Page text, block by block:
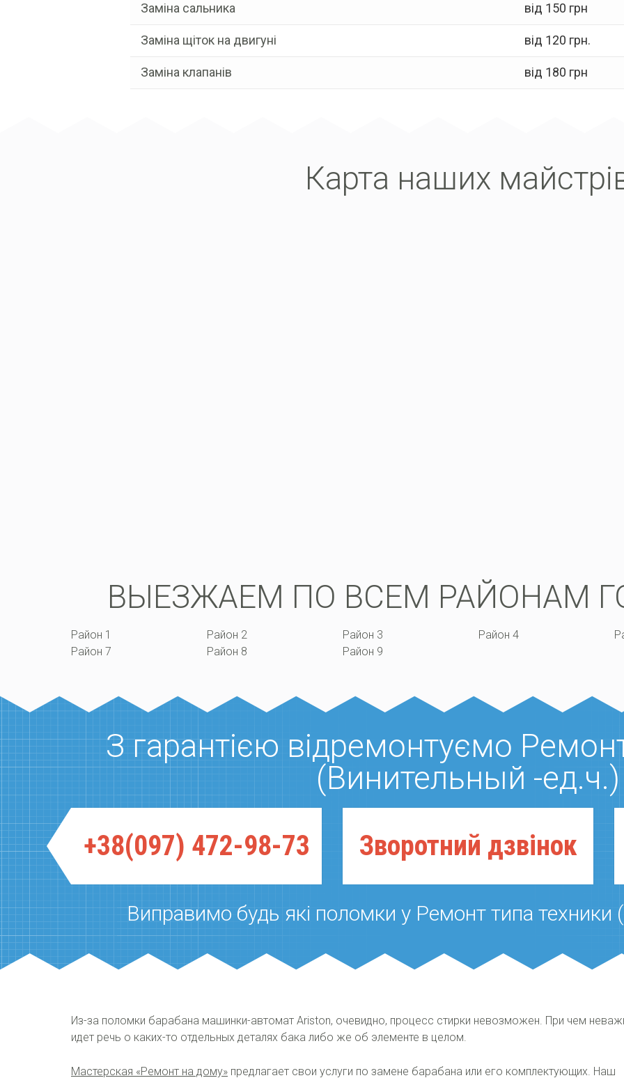
Заміна сальника від 150 грн
Заміна щіток на двигуні від 120 грн.
Заміна клапанів від 180 грн
Карта наших
ВЫЕЗЖАЕМ ПО ВСЕМ РАЙОНАМ
Район 1 Район 2 Район 3 Район 4
Район 7
Район 8 Район 9
З гарантією відремонтуємо
(Винительный -ед.ч.)
+38(097) 472-98-73 Зворотний дзвiнок
Виправимо будь якi поломки у Ремонт типа
Из-за поломки барабана машинки-автомат Ariston, очевидно, процесс стирки невозможен. При чем
идет речь о каких-то отдельных деталях бака либо же об элементе в целом.
Мастерская «Ремонт на дому» предлагает свои услуги по замене барабана или его комплектующих. Наш